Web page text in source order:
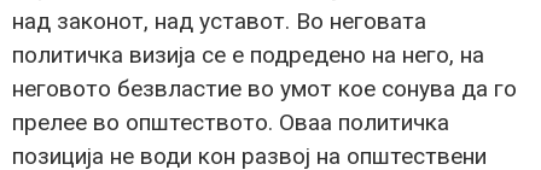
над законот, над уставот. Во неговата
политичка визија се е подредено на него, на
неговото безвластие во умот кое сонува да го
прелее во општеството. Оваа политичка
позиција не води кон развој на општествени